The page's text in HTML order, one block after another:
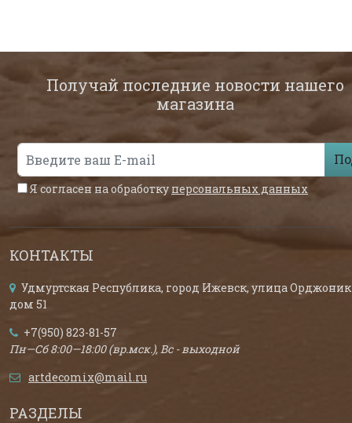
Получай последние новости нашего
магазина
Я согласен на обработку персональных данных
КОНТАКТЫ
Удмуртская Республика, город Ижевск, улица
дом 51
+7(950) 823-81-57
Пн—Сб 8:00—18:00 (вр.мск.), Вс - выходной
artdecomix@mail.ru
РАЗДЕЛЫ